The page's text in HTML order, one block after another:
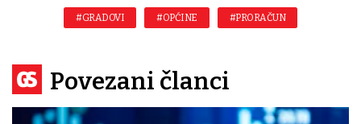
#GRADOVI #OPĆINE #PRORAČUN
Povezani članci